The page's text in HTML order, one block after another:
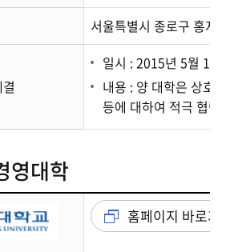
서울특별시 종로구 홍지
일시 : 2015년 5월 11일
내용 : 양 대학은 상호
등에 대하여 적극 협력
영대학
홈페이지 바로가